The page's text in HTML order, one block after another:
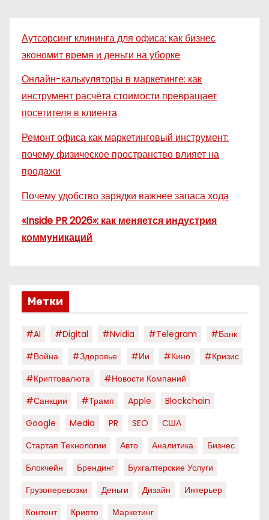
Аутсорсинг клининга для офиса: как бизнес
экономит время и деньги на уборке
Онлайн-калькуляторы в маркетинге: как
инструмент расчёта стоимости превращает
посетителя в клиента
Ремонт офиса как маркетинговый инструмент:
почему физическое пространство влияет на
продажи
Почему удобство зарядки важнее запаса хода
«Inside PR 2026»: как меняется индустрия
коммуникаций
Метки
#AI #digital #nvidia #telegram
#банк
#война
#здоровье #ии #кино
#кризис
#криптовалюта
#новости Компаний
#санкции
#трамп Apple
Blockchain
Google
Media PR SEO
США
Стартап Технологии
Авто Аналитика
Бизнес
Блокчейн
Брендинг
Бухгалтерские Услуги
Грузоперевозки
Деньги Дизайн
Интерьер
Контент
Крипто
Маркетинг